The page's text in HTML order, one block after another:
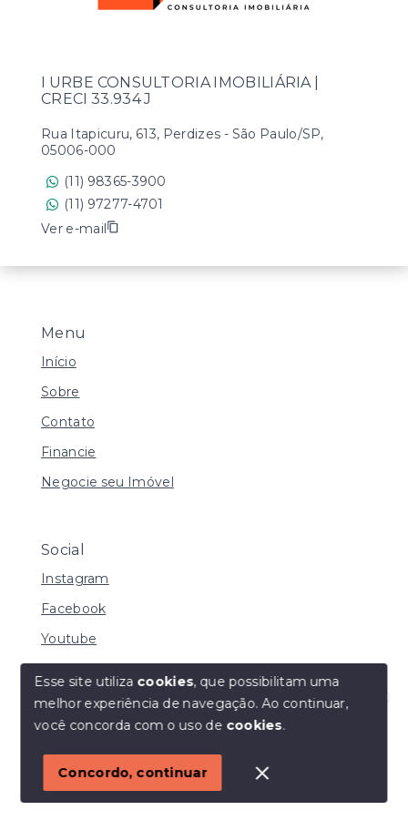
Olá! Estamos disponíveis para te ajudar.
Menu
Início
Sobre
Contato
Financie
Negocie seu Imóvel
Social
Instagram
Facebook
Youtube
© Copyright 2026 - I URBE CONSULTORIA
IMOBILIÁRIA | CRECI 33.934 J - Todos os direitos
SITE PARA IMOBILIARIA
I URBE CONSULTORIA IMOBILIÁRIA |
CRECI 33.934 J
Rua Itapicuru, 613, Perdizes - São Paulo/SP,
05006-000
(11) 98365-3900
(11) 97277-4701
Ver e-mail
Esse site utiliza cookies, que possibilitam uma
melhor experiência de navegação.Ao continuar,
você concorda com o uso de cookies.
Concordo, continuar